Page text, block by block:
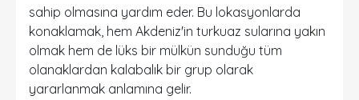
sahip olmasına yardım eder. Bu lokasyonlarda
konaklamak, hem Akdeniz'in turkuaz sularına yakın
olmak hem de lüks bir mülkün sunduğu tüm
olanaklardan kalabalık bir grup olarak
yararlanmak anlamına gelir.